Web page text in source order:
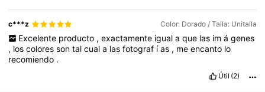
c***z Color: Dorado / Talla: Unitalla
Excelente producto , exactamente igual a que las im á genes
, loscoloressontalcuala lasfotograf ías , meencanto lo
recomiendo .
Útil (2)